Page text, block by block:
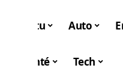
Actu Auto
Santé Tech